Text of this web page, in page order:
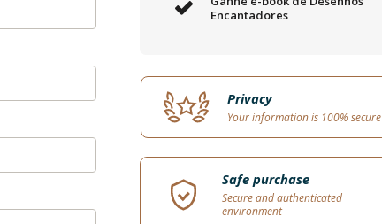
Encantadores
Privacy
Your information is 100% secure
Safe purchase
Secure and authenticated
environment